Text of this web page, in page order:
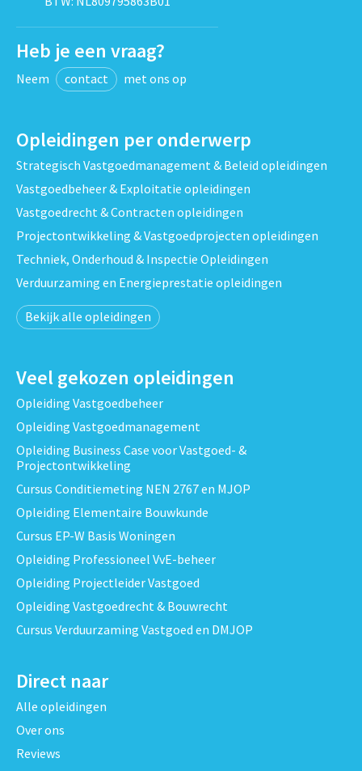
Heb je een vraag?
Neem contact met ons op
Opleidingen per onderwerp
Strategisch Vastgoedmanagement & Beleid opleidingen
Vastgoedbeheer & Exploitatie opleidingen
Vastgoedrecht & Contracten opleidingen
Projectontwikkeling & Vastgoedprojecten opleidingen
Techniek, Onderhoud & Inspectie Opleidingen
Verduurzaming en Energieprestatie opleidingen
Bekijk alle opleidingen
Veel gekozen opleidingen
Opleiding Vastgoedbeheer
Opleiding Vastgoedmanagement
Opleiding Business Case voor Vastgoed- &
Projectontwikkeling
Cursus Conditiemeting NEN 2767 en MJOP
Opleiding Elementaire Bouwkunde
Cursus EP-W Basis Woningen
Opleiding Professioneel VvE-beheer
Opleiding Projectleider Vastgoed
Opleiding Vastgoedrecht & Bouwrecht
Cursus Verduurzaming Vastgoed en DMJOP
Direct naar
Alle opleidingen
Over ons
Reviews